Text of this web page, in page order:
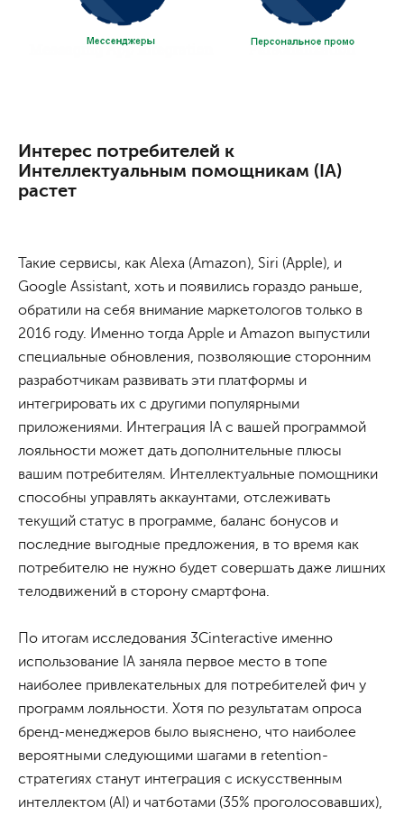
Интерес потребителей к
Интеллектуальным помощникам (IA)
растет
Такие сервисы, как Alexa (Amazon), Siri (Apple), и
Google Assistant, хоть и появились гораздо раньше,
обратили на себя внимание маркетологов только в
2016 году. Именно тогда Apple и Amazon выпустили
специальные обновления, позволяющие сторонним
разработчикам развивать эти платформы и
интегрировать их с другими популярными
приложениями. Интеграция IA с вашей программой
лояльности может дать дополнительные плюсы
вашим потребителям. Интеллектуальные помощники
способны управлять аккаунтами, отслеживать
текущий статус в программе, баланс бонусов и
последние выгодные предложения, в то время как
потребителю не нужно будет совершать даже лишних
телодвижений в сторону смартфона.
По итогам исследования 3Cinteractive именно
использование IA заняла первое место в топе
наиболее привлекательных для потребителей фич у
программ лояльности. Хотя по результатам опроса
бренд-менеджеров было выяснено, что наиболее
вероятными следующими шагами в retention-
стратегиях станут интеграция с искусственным
интеллектом (AI) и чатботами (35% проголосовавших),